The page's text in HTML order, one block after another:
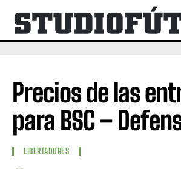
Precios de las
para BSC –
LIBERTADORES